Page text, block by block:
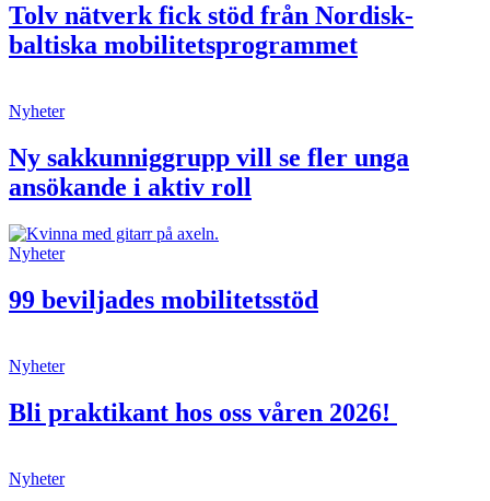
Tolv nätverk fick stöd från Nordisk-
baltiska mobilitetsprogrammet
Nyheter
Ny sakkunniggrupp vill se fler unga
ansökande i aktiv roll
Nyheter
99 beviljades mobilitetsstöd
Nyheter
Bli praktikant hos oss våren 2026!
Nyheter